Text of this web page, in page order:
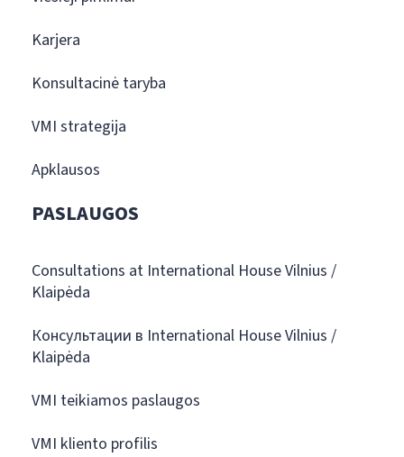
Karjera
Konsultacinė taryba
VMI strategija
Apklausos
PASLAUGOS
Consultations at International House Vilnius /
Klaipėda
Консультации в International House Vilnius /
Klaipėda
VMI teikiamos paslaugos
VMI kliento profilis